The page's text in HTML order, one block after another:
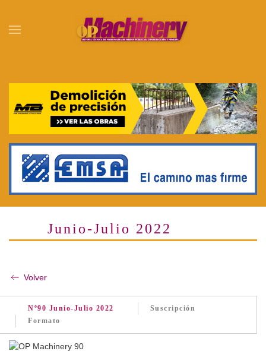
Skip to main content
Junio-Julio 2022
Volver
Nº90 Junio-Julio 2022
Suscripción
Formato